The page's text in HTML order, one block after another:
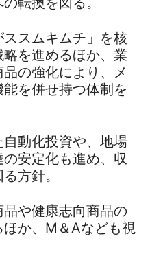
スムキムチ」を核
を進めるほか、業
の強化により、メ
を併せ持つ体制を
動化投資や、地場
安定化も進め、収
方針。
や健康志向商品の
か、M＆Aなども視